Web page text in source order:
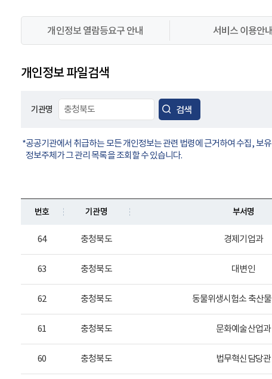
개인정보 열람등요구 안내 서비스 이용안내
개인정보 파일검색
기관명 검색
공공기관에서 취급하는 모든 개인정보는 관련 법령에 근거하여 수집, 보
정보주체가 그 관리 목록을 조회할 수 있습니다.
번호 기관명 부서명
64 충청북도 경제기업과
63 충청북도 대변인
62 충청북도 동물위생시험소 축산
61 충청북도 문화예술산업과
60 충청북도 법무혁신담당관